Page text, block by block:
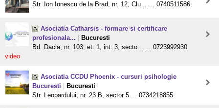
Str. Ion Ionescu de la Brad, nr. 12, Clu .. ... 0740511586
Asociatia Catharsis - formare si certificare
profesionala...
Bucuresti
Bd. Dacia, nr. 103, et. 1, int. 3, secto .. ... 0723992930
video
Asociatia CCDU Phoenix - cursuri psihologie
Bucuresti
Bucuresti
Str. Leopardului, nr. 23 B, sector 5 ... 0734218855